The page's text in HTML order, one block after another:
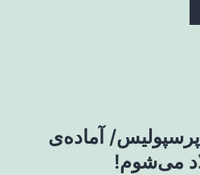
آماده‌ی
می‌شوم!